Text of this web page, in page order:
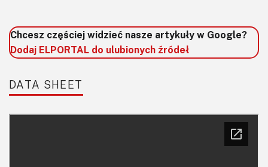
Chcesz częściej widzieć nasze artykuły w Google?
Dodaj ELPORTAL do ulubionych źródeł
DATA SHEET